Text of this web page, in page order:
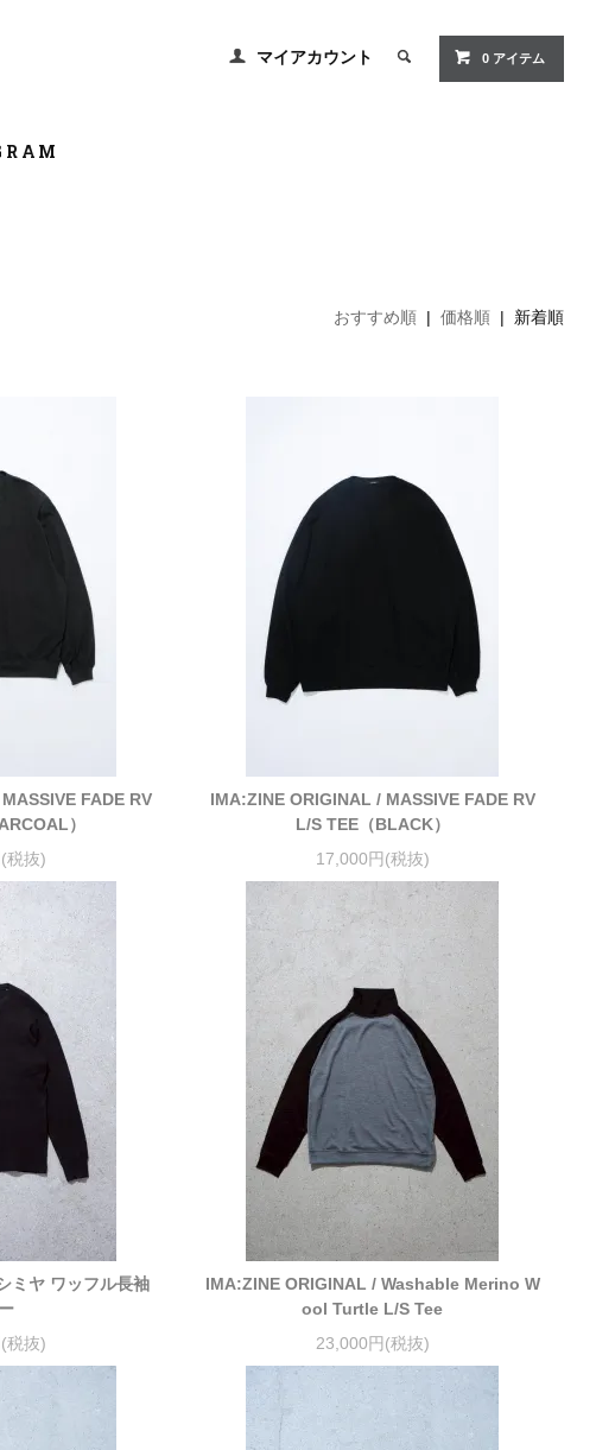
マイアカウント 0 アイテム
おすすめ順 |価格順 | 新着順
FADE RV
）
税抜)
IMA:ZINE ORIGINAL / MASSIVE FADE RV
L/S TEE（BLACK）
17,000円(税抜)
ミヤ ワッフル長袖
税抜)
IMA:ZINE ORIGINAL / Washable Merino W
ool Turtle L/S Tee
23,000円(税抜)